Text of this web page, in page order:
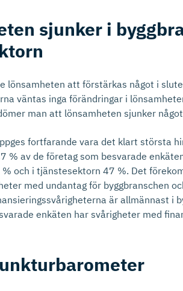
sjunker i
lönsamheten att förstärkas något i
väntas inga förändringar i
man att lönsamheten sjunker
fortfarande vara det klart största
% av de företag som besvarade
% och i tjänstesektorn 47 %. Det
med undantag för byggbranschen
är allmännast i
enkäten har svårigheter med